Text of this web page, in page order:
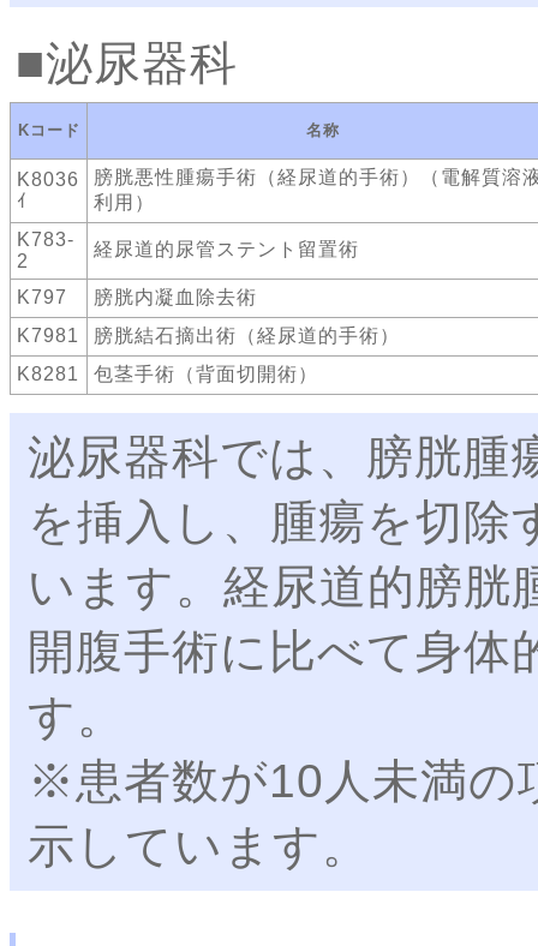
泌尿器科
Kコード 名称
K8036
ｲ
膀胱悪性腫瘍手術（経尿道的手術）（電解質溶
利用）
K783-
2
経尿道的尿管ステント留置術
K797
膀胱内凝血除去術
K7981
膀胱結石摘出術（経尿道的手術）
K8281
包茎手術（背面切開術）
泌尿器科では、膀胱腫
を挿入し、腫瘍を切除
います。経尿道的膀胱
開腹手術に比べて身体
す。
※患者数が10人未満の
示しています。